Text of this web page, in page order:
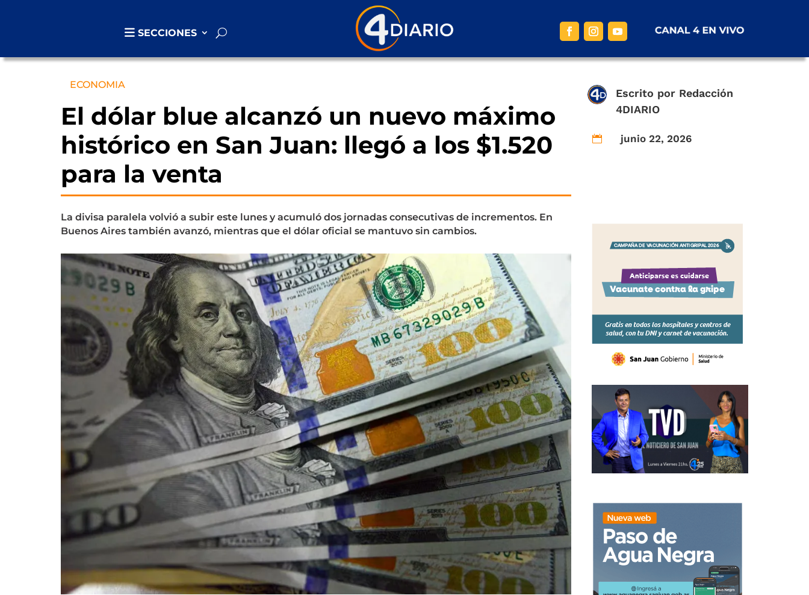
SECCIONES
ECONOMIA
El dólar blue alcanzó un nuevo máximo
histórico en San Juan: llegó a los $1.520
para la venta
Escrito por Redacción
4DIARIO
 junio 22, 2026
La divisa paralela volvió a subir este lunes y acumuló dos jornadas consecutivas de incrementos. En
Buenos Aires también avanzó, mientras que el dólar oficial se mantuvo sin cambios.